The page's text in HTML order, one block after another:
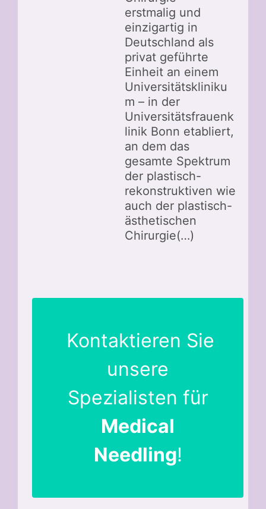
erstmalig und
einzigartig in
Deutschland als
privat geführte
Einheit an einem
Universitätskliniku
m – in der
Universitätsfrauenk
linik Bonn etabliert,
an dem das
gesamte Spektrum
der plastisch-
rekonstruktiven wie
auch der plastisch-
ästhetischen
Chirurgie(…)
Kontaktieren Sie
unsere
Spezialisten für
Medical
Needling!